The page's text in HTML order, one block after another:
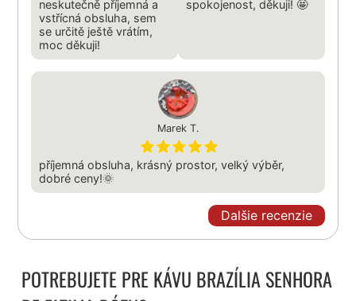
neskutečně příjemná a
vstřícná obsluha, sem
se určitě ještě vrátím,
moc děkuji!
spokojenost, děkuji! 🤩
Marek T.
příjemná obsluha, krásný prostor, velký výběr,
dobré ceny!🌞
Dalšie recenzie
POTREBUJETE PRE KÁVU BRAZÍLIA SENHORA